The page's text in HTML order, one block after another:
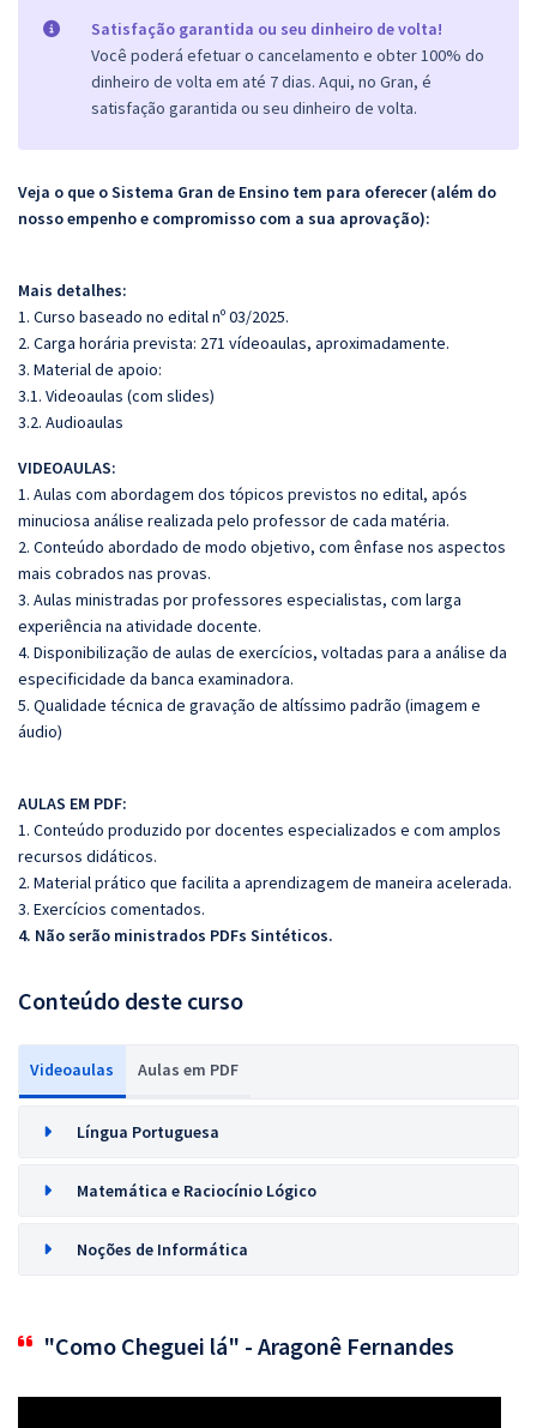
Satisfação garantida ou seu dinheiro de volta!
Você poderá efetuar o cancelamento e obter 100% do
dinheiro de volta em até 7 dias. Aqui, no Gran, é
satisfação garantida ou seu dinheiro de volta.
Veja o que o Sistema Gran de Ensino tem para oferecer (além do
nosso empenho e compromisso com a sua aprovação):
Mais detalhes:
1. Curso baseado no edital nº 03/2025.
2. Carga horária prevista: 271 vídeoaulas, aproximadamente.
3. Material de apoio:
3.1. Videoaulas (com slides)
3.2. Audioaulas
VIDEOAULAS:
1. Aulas com abordagem dos tópicos previstos no edital, após
minuciosa análise realizada pelo professor de cada matéria.
2. Conteúdo abordado de modo objetivo, com ênfase nos aspectos
mais cobrados nas provas.
3. Aulas ministradas por professores especialistas, com larga
experiência na atividade docente.
4. Disponibilização de aulas de exercícios, voltadas para a análise da
especificidade da banca examinadora.
5. Qualidade técnica de gravação de altíssimo padrão (imagem e
áudio)
AULAS EM PDF:
1. Conteúdo produzido por docentes especializados e com amplos
recursos didáticos.
2. Material prático que facilita a aprendizagem de maneira acelerada.
3. Exercícios comentados.
4. Não serão ministrados PDFs Sintéticos.
Conteúdo deste curso
Videoaulas Aulas em PDF
Língua Portuguesa
Matemática e Raciocínio Lógico
Noções de Informática
"Como Cheguei lá" - Aragonê Fernandes